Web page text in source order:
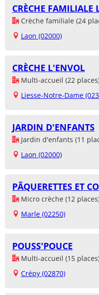
CRÈCHE FAMILIALE
Crèche familiale (24
Laon (02000)
CRÈCHE L'ENVOL
Multi-accueil (22
Liesse-Notre-Dame
JARDIN D'ENFANTS
Jardin d'enfants (11
Laon (02000)
PÂQUERETTES ET
Micro crèche (12
Marle (02250)
POUSS'POUCE
Multi-accueil (15
Crépy (02870)